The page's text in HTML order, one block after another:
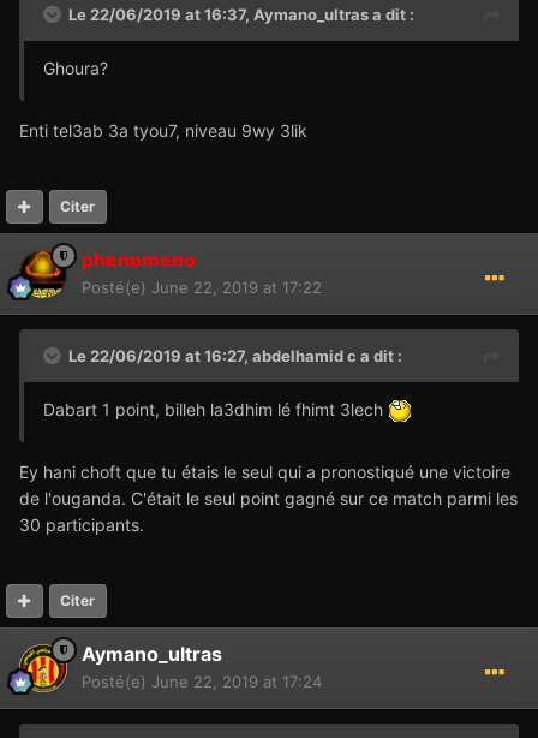
Le 22/06/2019 at 16:37, Aymano_ultrasa dit :
Ghoura?
Enti tel3ab 3a tyou7, niveau 9wy 3lik
Citer
phenomeno
Posté(e) June 22, 2019 at 17:22
Le 22/06/2019 at 16:27, abdelhamid c a dit :
Dabart 1 point, billeh la3dhim lé fhimt 3lech
Ey hani choft que tu étais le seul qui a pronostiqué une victoire
de l'ouganda. C'était le seul point gagné sur ce match parmi les
30 participants.
Citer
Aymano_ultras
Posté(e) June 22, 2019 at 17:24